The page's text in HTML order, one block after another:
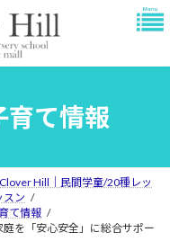
育て情報
Hill｜民間学童/20種レッ
スン
て情報
を「安心安全」に総合サポー